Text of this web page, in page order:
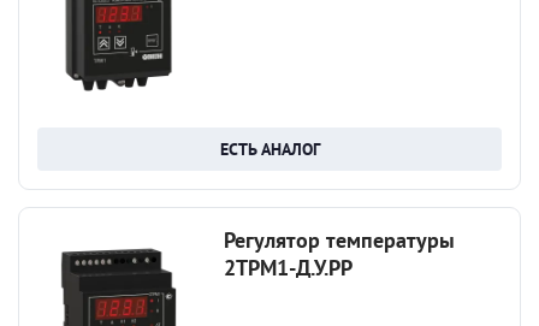
ЕСТЬ АНАЛОГ
Регулятор температуры
2ТРМ1-Д.У.РР